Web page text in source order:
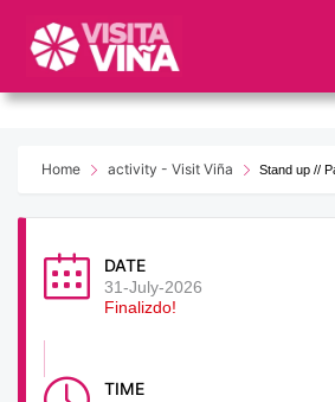
este
web
sistemaHome activity - Visit Viña Stand up //
DATE
31-July-2026
Finalizdo!
TIME